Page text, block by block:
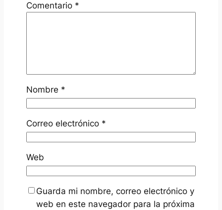
Comentario *
Nombre *
Correo electrónico *
Web
Guarda mi nombre, correo electrónico y
web en este navegador para la próxima